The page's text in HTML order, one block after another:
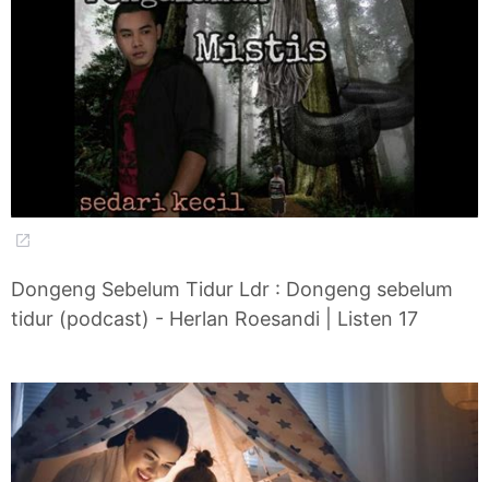
Dongeng Sebelum Tidur Ldr : Dongeng sebelum
tidur (podcast) - Herlan Roesandi | Listen 17